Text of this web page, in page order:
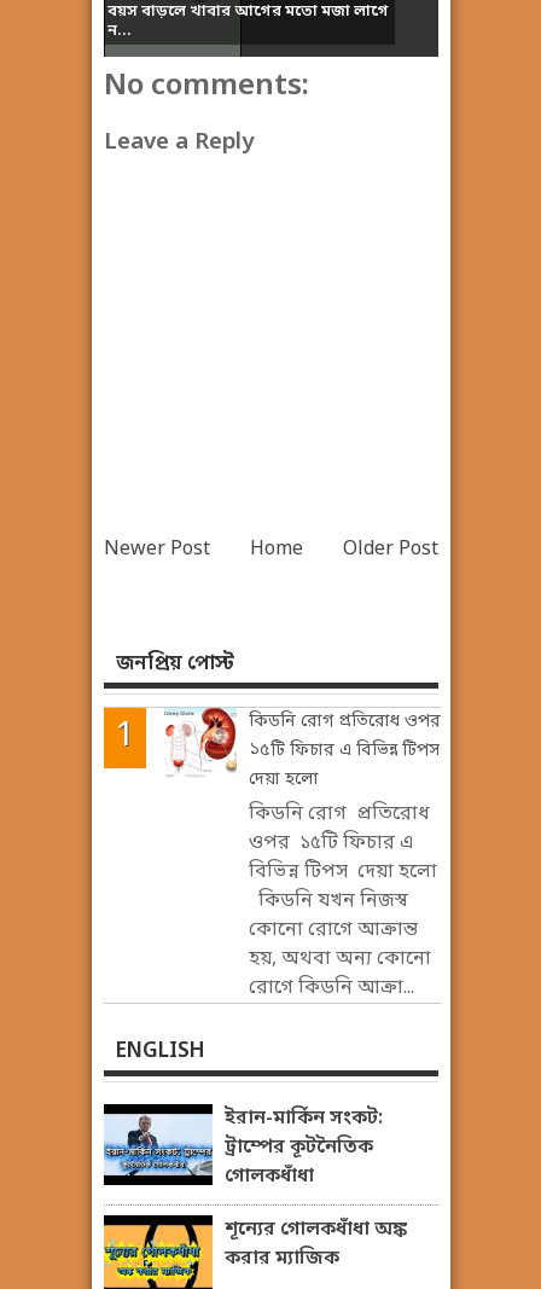
বয়স বাড়লে খাবার আগের মতো মজা লাগে
ন...
No comments:
Leave a Reply
Newer Post Older Post
Home
জনপ্রিয় পোস্ট
কিডনি রোগ প্রতিরোধ ওপর
১৫টি ফিচার এ বিভিন্ন টিপস
দেয়া হলো
কিডনি রোগ প্রতিরোধ
ওপর ১৫টি ফিচার এ
বিভিন্ন টিপস দেয়া হলো
কিডনি যখন নিজস্ব
কোনো রোগে আক্রান্ত
হয়, অথবা অন্য কোনো
রোগে কিডনি আক্রা...
ENGLISH
ইরান-মার্কিন সংকট:
ট্রাম্পের কূটনৈতিক
গোলকধাঁধা
শূন্যের গোলকধাঁধা অঙ্ক
করার ম্যাজিক